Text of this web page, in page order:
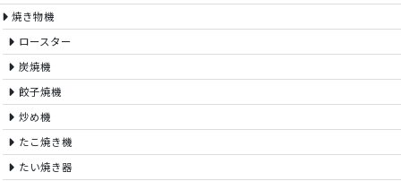
焼き物機
ロースター
炭焼機
餃子焼機
炒め機
たこ焼き機
たい焼き器